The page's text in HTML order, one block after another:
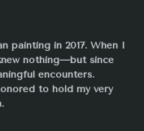
painting in 2017. When I
nothing—but since
encounters.
to hold my very